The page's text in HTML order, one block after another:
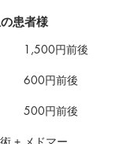
患者様
1,500円前後
600円前後
500円前後